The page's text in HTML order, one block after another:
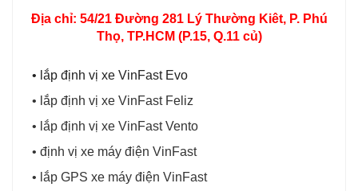
Địa chỉ: 54/21 Đường 281 Lý Thường Kiêt, P. Phú
Thọ, TP.HCM (P.15, Q.11 củ)
• lắp định vị xe VinFast Evo
• lắp định vị xe VinFast Feliz
• lắp định vị xe VinFast Vento
• định vị xe máy điện VinFast
• lắp GPS xe máy điện VinFast